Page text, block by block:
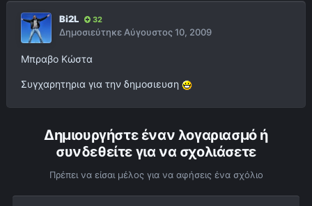
Bi2L 32
ΔημοσιεύτηκεΑύγουστος 10, 2009
Μπραβο Κώστα
Συγχαρητηρια για την δημοσιευση
Δημιουργήστε έναν λογαριασμό ή
συνδεθείτε για να σχολιάσετε
Πρέπει να είσαι μέλος για να αφήσεις ένα σχόλιο